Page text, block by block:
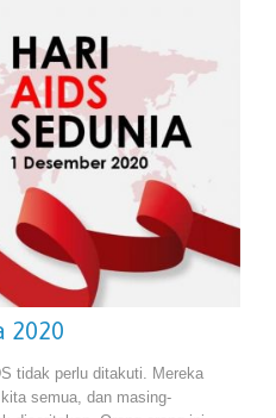
2020
tidak perlu ditakuti. Mereka
semua, dan masing-